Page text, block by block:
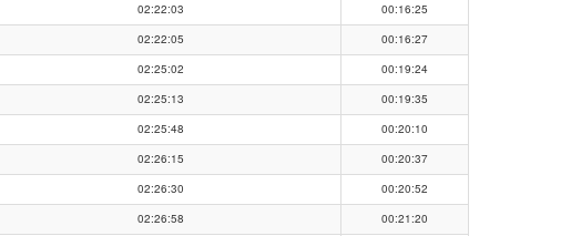
02:22:03
00:16:25
02:22:05
00:16:27
02:25:02
00:19:24
02:25:13
00:19:35
02:25:48
00:20:10
02:26:15
00:20:37
02:26:30
00:20:52
02:26:58
00:21:20